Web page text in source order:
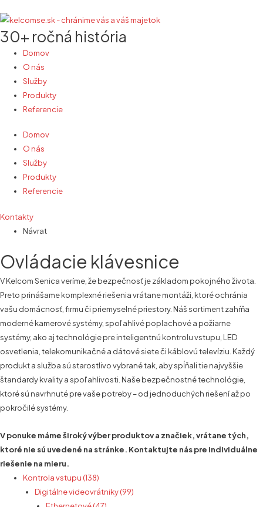
30+ ročná história
Domov
O nás
Služby
Produkty
Referencie
Domov
O nás
Služby
Produkty
Referencie
Kontakty
Návrat
Ovládacie klávesnice
V Kelcom Senica veríme, že bezpečnosť je základom pokojného života.
Preto prinášame komplexné riešenia vrátane montáži, ktoré ochránia
vašu domácnosť, firmu či priemyselné priestory. Náš sortiment zahŕňa
moderné kamerové systémy, spoľahlivé poplachové a požiarne
systémy, ako aj technológie pre inteligentnú kontrolu vstupu, LED
osvetlenia, telekomunikačné a dátové siete či káblovú televíziu. Každý
produkt a služba sú starostlivo vybrané tak, aby spĺňali tie najvyššie
štandardy kvality a spoľahlivosti. Naše bezpečnostné technológie,
ktoré sú navrhnuté pre vaše potreby – od jednoduchých riešení až po
pokročilé systémy.
V ponuke máme široký výber produktov a značiek, vrátane tých,
ktoré nie sú uvedené na stránke. Kontaktujte nás pre individuálne
riešenie na mieru.
Kontrola vstupu (138)
Digitálne videovrátniky (99)